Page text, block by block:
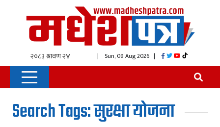
| Sun, 09 Aug 2026 |
Search Tags: सुरक्षा योजना